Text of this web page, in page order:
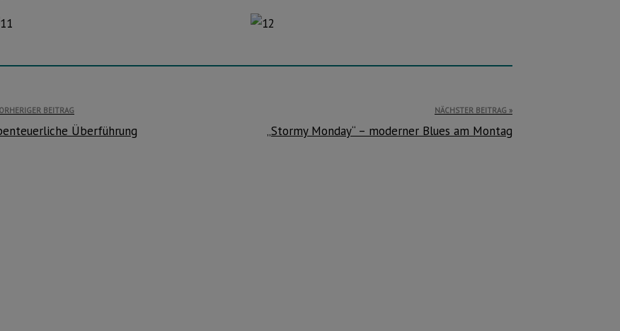
BEITRAG
Überführung
NÄCHSTER BEITRAG
„Stormy Monday“ – moderner Blues am Montag